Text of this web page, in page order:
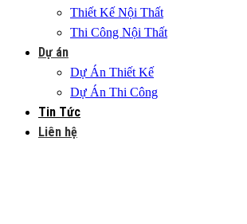
Thiết Kế Nội Thất
Thi Công Nội Thất
Dự án
Dự Án Thiết Kế
Dự Án Thi Công
Tin Tức
Liên hệ